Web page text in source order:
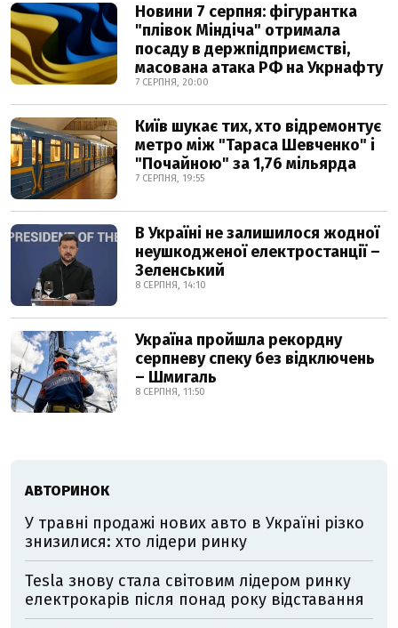
Новини 7 серпня: фігурантка
"плівок Міндіча" отримала
посаду в держпідприємстві,
масована атака РФ на Укрнафту
7 СЕРПНЯ, 20:00
Київ шукає тих, хто відремонтує
метро між "Тараса Шевченко" і
"Почайною" за 1,76 мільярда
7 СЕРПНЯ, 19:55
В Україні не залишилося жодної
неушкодженої електростанції –
Зеленський
8 СЕРПНЯ, 14:10
Україна пройшла рекордну
серпневу спеку без відключень
– Шмигаль
8 СЕРПНЯ, 11:50
АВТОРИНОК
У травні продажі нових авто в Україні різко
знизилися: хто лідери ринку
Tesla знову стала світовим лідером ринку
електрокарів після понад року відставання